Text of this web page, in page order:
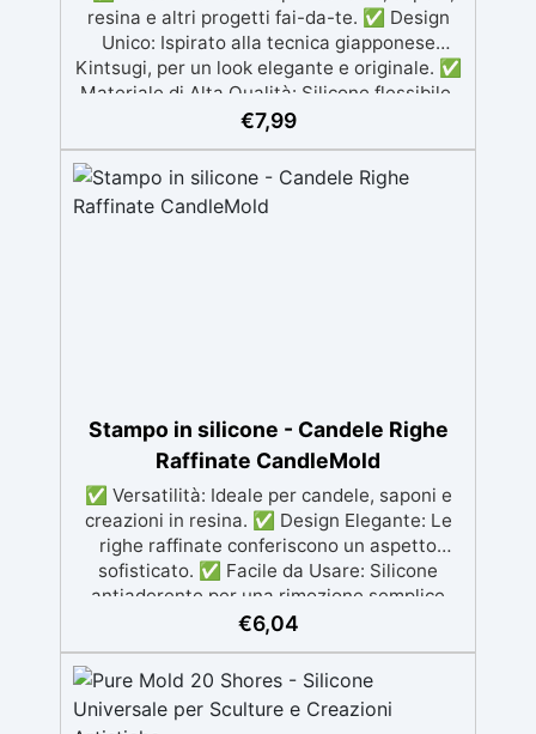
resina e altri progetti fai-da-te. ✅ Design
Unico: Ispirato alla tecnica giapponese
Kintsugi, per un look elegante e originale. ✅
Materiale di Alta Qualità: Silicone flessibile,
riutilizzabile e facile da pulire. ✅ Facile da
rimozione semplice delle creazioni. ✅ Ideale
per Regali: Perfetto per creare candele e
decorazioni fatte a mano da regalare.
€7,99
Stampo in silicone - Candele Righe
Raffinate CandleMold
✅ Versatilità: Ideale per candele, saponi e
creazioni in resina. ✅ Design Elegante: Le
righe raffinate conferiscono un aspetto
sofisticato. ✅ Facile da Usare: Silicone
antiaderente per una rimozione semplice
senza danneggiare il prodotto. ✅
garantire risultati eccellenti e duraturi. ✅
Dimensioni dello Stampo: 8,3 x 10,3 cm,
dimensione finale della candela: 7,7 x 10,2
€6,04